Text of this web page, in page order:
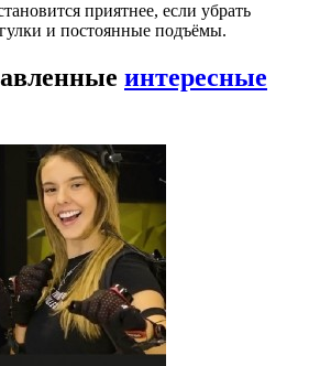
приятнее, если убрать
и постоянные подъёмы.
интересные